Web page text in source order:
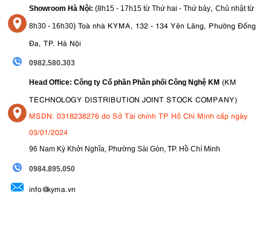
Showroom Hà Nội: (8h15 - 17h15 từ Thứ hai - Thứ bảy, Chủ nhật từ
8h30 - 16h30) Toà nhà KYMA, 132 - 134 Yên Lãng, Phường Đống
Đa, TP. Hà Nội
0982.580.303
Head Office: Công ty Cổ phần Phân phối Công Nghệ KM (KM
TECHNOLOGY DISTRIBUTION JOINT STOCK COMPANY)
MSDN: 0318238276 do Sở Tài chính TP Hồ Chí Minh cấp ngày
03/01/2024
96 Nam Kỳ Khởi Nghĩa, Phường Sài Gòn, TP. Hồ Chí Minh
0984.895.050
info@kyma.vn